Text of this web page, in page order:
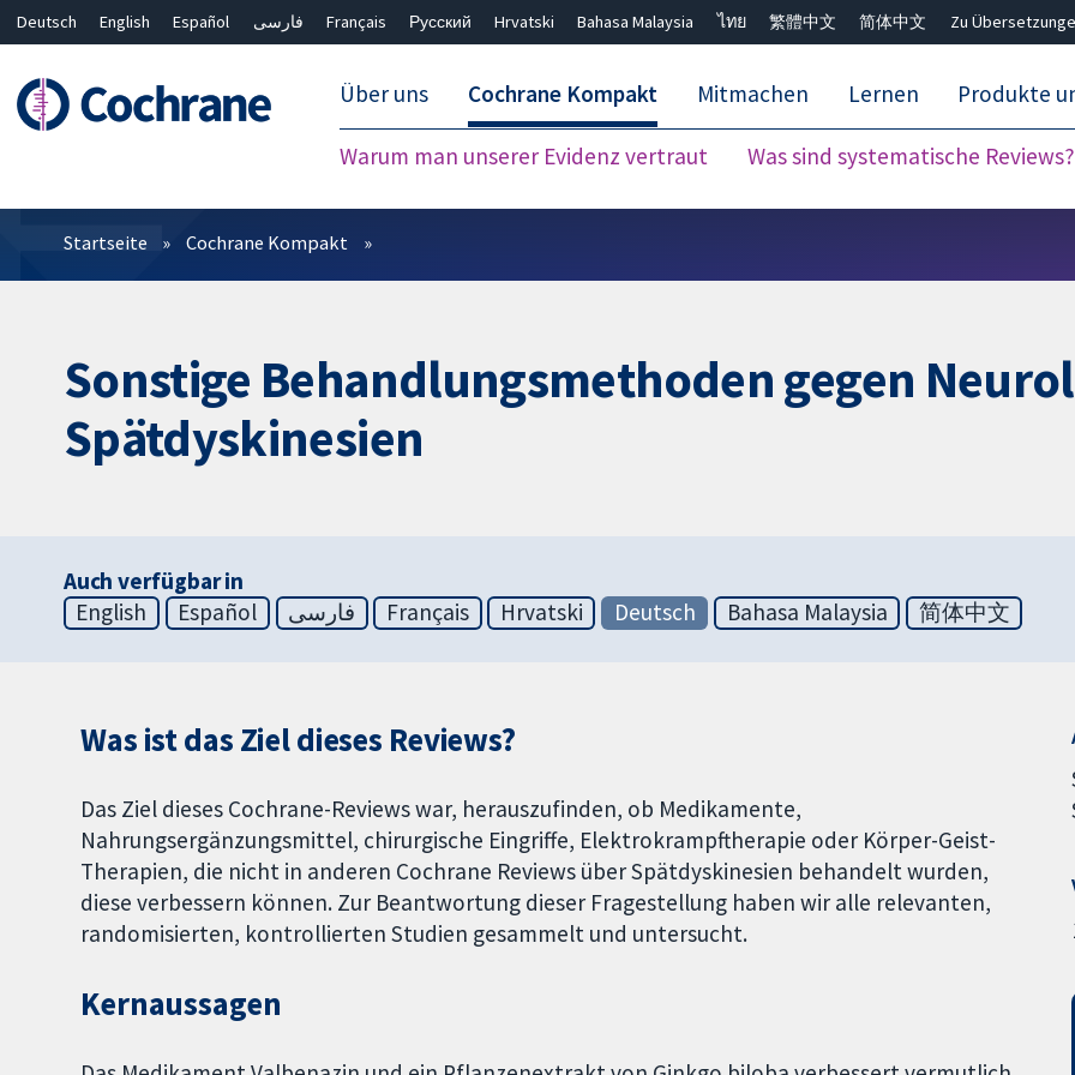
Deutsch English Español فارسی Français Русский Hrvatski Bahasa Malaysia ไทย 繁體中文 简体中文 Zu
Über uns Cochrane Kompakt
Warum man unserer Evidenz vertraut Was sind systematische Reviews?
Mitmachen Lernen Produkte
Filter
Startseite Cochrane Kompakt
Sonstige Behandlungsmethoden gegen
Spätdyskinesien
Auch verfügbar in
English
Español فارسی Français Hrvatski Deutsch Bahasa Malaysia 简体中文
Was ist das Ziel dieses Reviews?
Das Ziel dieses Cochrane-Reviews war, herauszufinden, ob Medikamente,
Nahrungsergänzungsmittel, chirurgische Eingriffe, Elektrokrampftherapie oder Körper-Geist-
Therapien, die nicht in anderen Cochrane Reviews über Spätdyskinesien behandelt wurden,
diese verbessern können. Zur Beantwortung dieser Fragestellung haben wir alle relevanten,
randomisierten, kontrollierten Studien gesammelt und untersucht.
Kernaussagen